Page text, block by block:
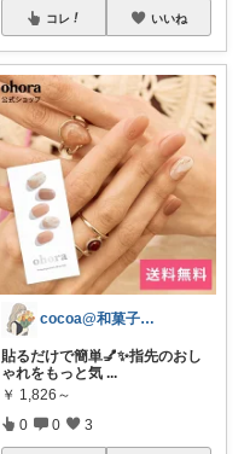
コレ いいね
cocoa@和菓子大好き
貼るだけで簡単💅✨指先のおし
ゃれをもっと気 ...
￥ 1,826～
0 0 3